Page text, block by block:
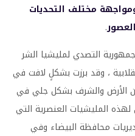
مختلف التحديات
.
التصدي لمليشيا الشر
، وقد برزت بشكلٍ لافت في
الأرض والشرف بشكل جلي في
لهذه المليشيات العنصرية التي
محافظة البيضاء وفي